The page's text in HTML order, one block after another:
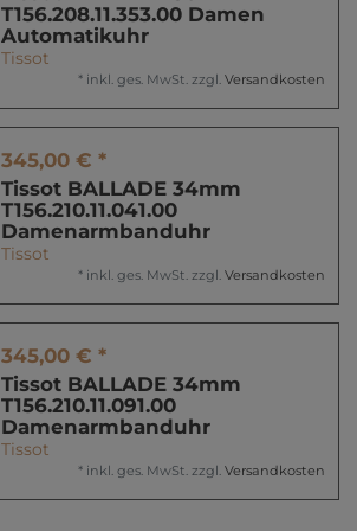
T156.208.11.353.00 Damen
Automatikuhr
Tissot
* inkl. ges. MwSt. zzgl. Versandkosten
345,00 € *
Tissot BALLADE 34mm
T156.210.11.041.00
Damenarmbanduhr
Tissot
* inkl. ges. MwSt. zzgl. Versandkosten
345,00 € *
Tissot BALLADE 34mm
T156.210.11.091.00
Damenarmbanduhr
Tissot
* inkl. ges. MwSt. zzgl. Versandkosten